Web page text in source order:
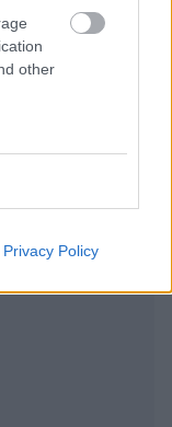
other
Privacy Policy
σχόλιο